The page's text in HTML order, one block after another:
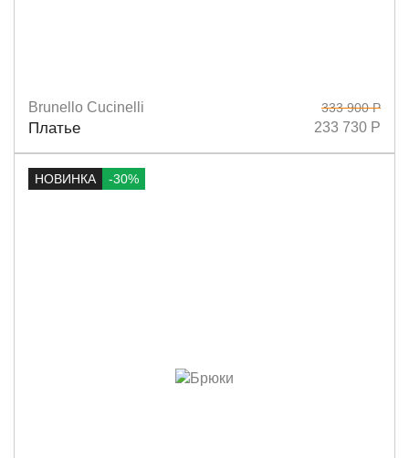
Размеры
Brunello Cucinelli
Платье
333 900 Р
233 730 Р
НОВИНКА -30%